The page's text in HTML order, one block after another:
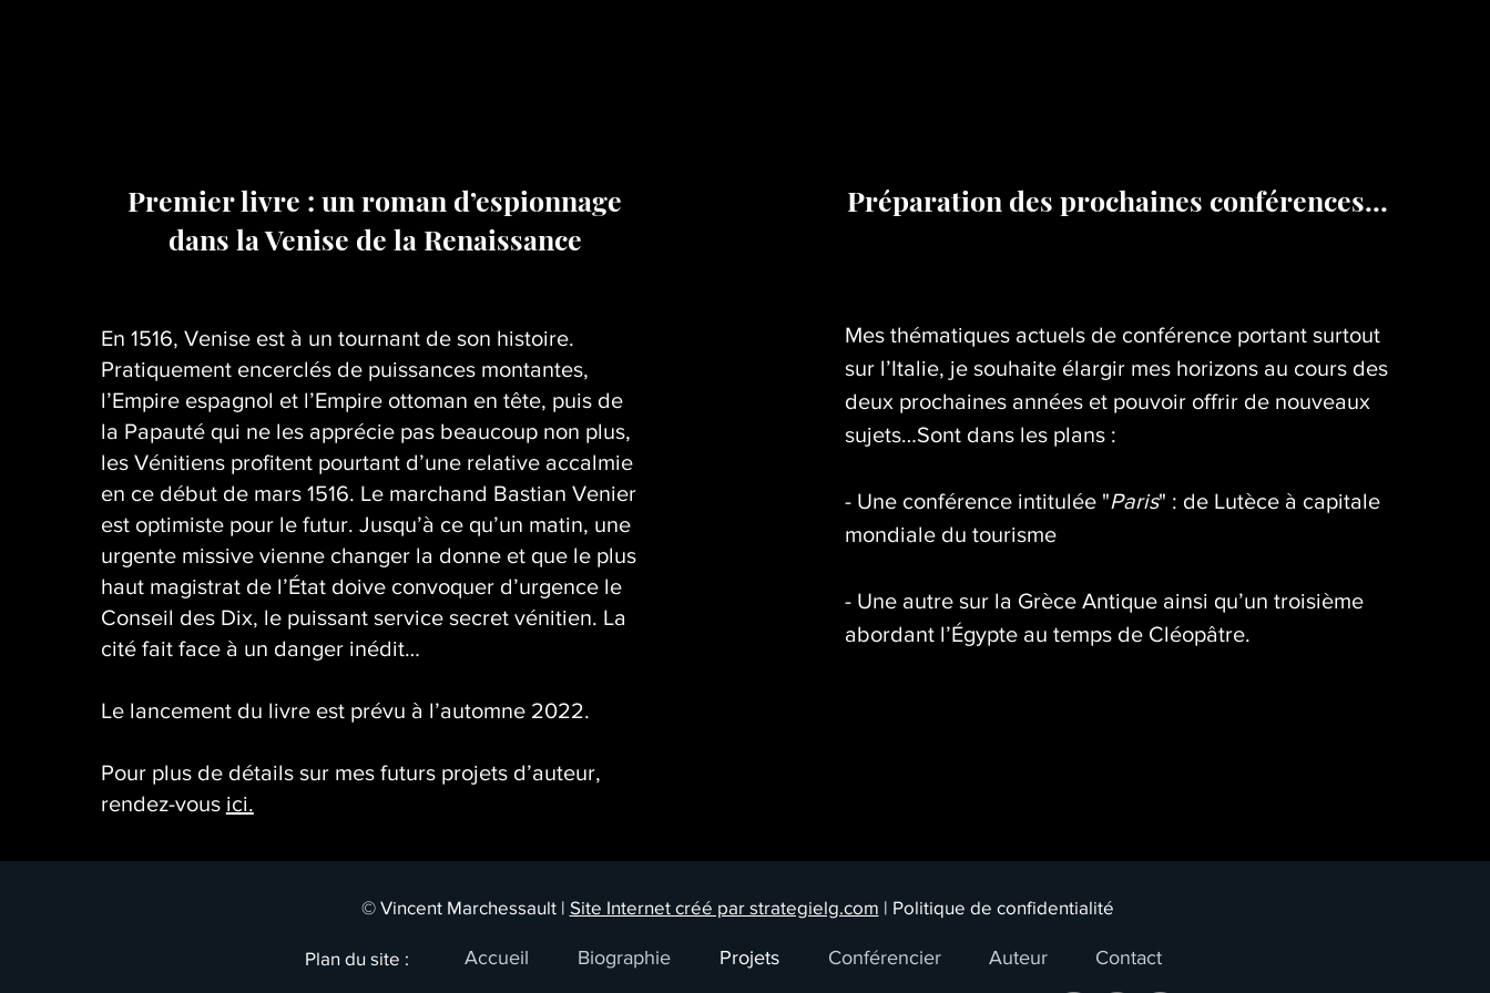
Premier livre : un roman d’espionnage
dans la Venise de la Renaissance
En 1516, Venise est à un tournant de son histoire.
Pratiquement encerclés de puissances montantes,
l’Empire espagnol et l’Empire ottoman en tête, puis de
la Papauté qui ne les apprécie pas beaucoup non plus,
les Vénitiens profitent pourtant d’une relative accalmie
en ce début de mars 1516. Le marchand Bastian Venier
est optimiste pour le futur. Jusqu’à ce qu’un matin, une
urgente missive vienne changer la donne et que le plus
haut magistrat de l’État doive convoquer d’urgence le
Conseil des Dix, le puissant service secret vénitien. La
cité fait face à un danger inédit…
Le lancement du livre est prévu à l’automne 2022.
Pour plus de détails sur mes futurs projets d’auteur,
rendez-vous ici.
Préparation des prochaines conférences…
Mes thématiques actuels de conférence portant surtout
sur l’Italie, je souhaite élargir mes horizons au cours des
deux prochaines années et pouvoir offrir de nouveaux
sujets…Sont dans les plans :
- Une conférence intitulée "Paris" : de Lutèce à capitale
mondiale du tourisme
- Une autre sur la Grèce Antique ainsi qu’un troisième
abordant l’Égypte au temps de Cléopâtre.
© Vincent Marchessault | Site Internet créé par strategielg.com | Politique de confidentialité
Plan du site : Accueil Biographie Projets Conférencier Auteur Contact